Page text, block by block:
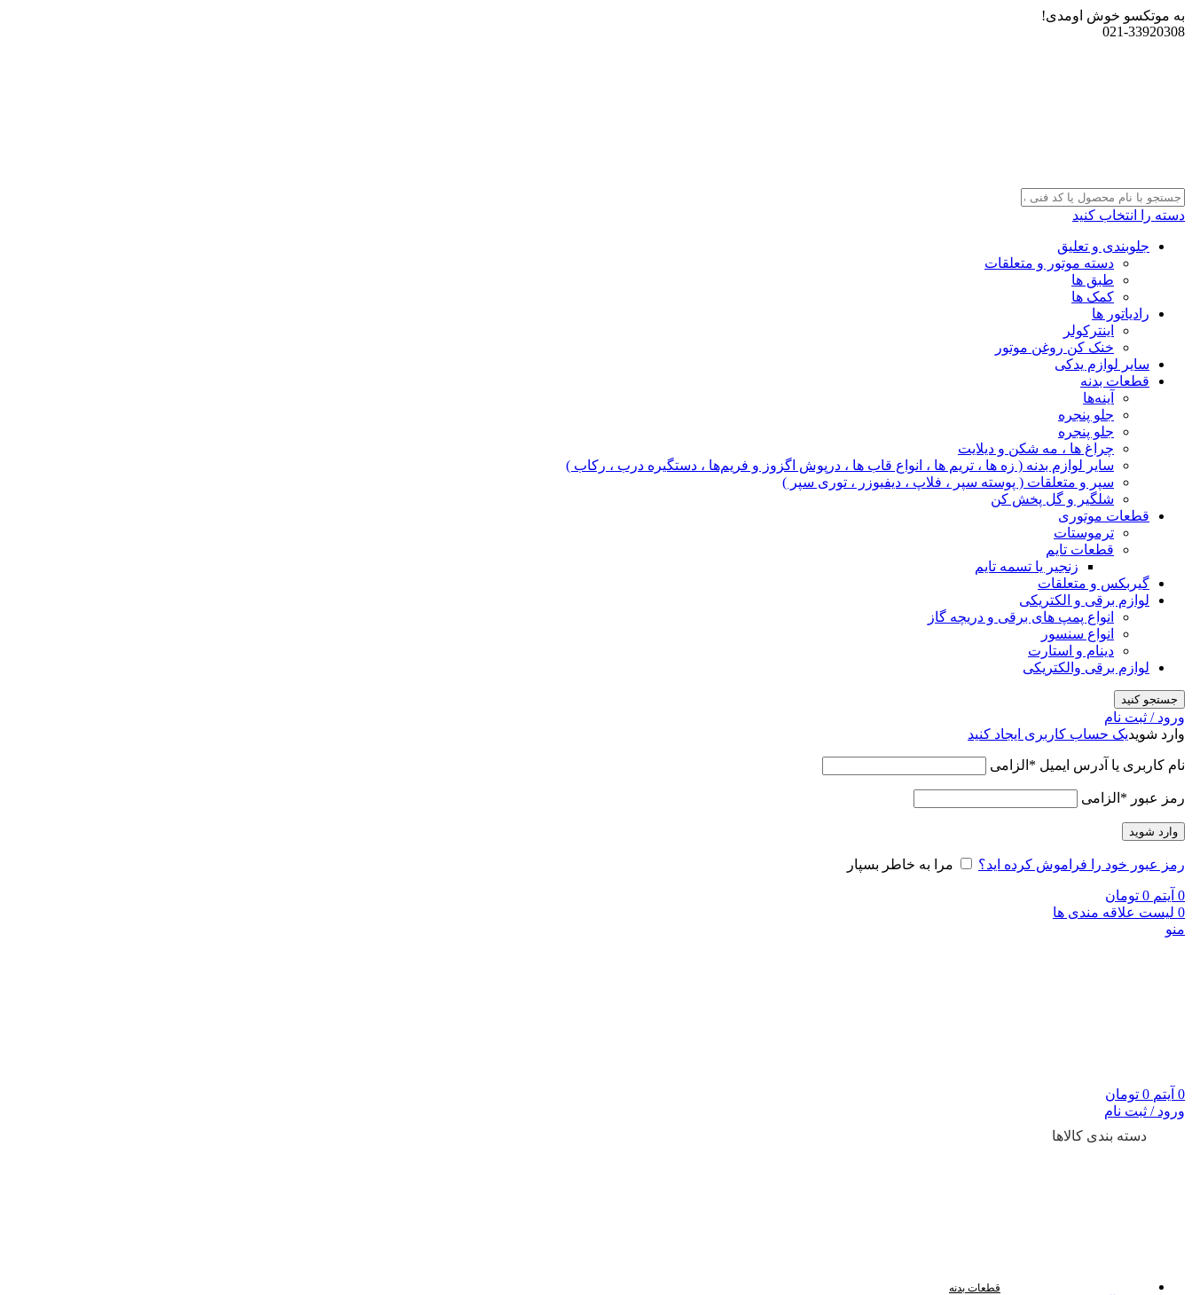
به موتکسو خوش اومدی!
021-33920308
دسته را انتخاب کنید
جلوبندی و تعلیق
دسته موتور و متعلقات
طبق ها
کمک ها
رادیاتور ها
اینترکولر
خنک کن روغن موتور
سایر لوازم یدکی
قطعات بدنه
آینه‌ها
جلو پنجره
جلو پنجره
چراغ‌ ها ، مه‌ شکن و دیلایت
سایر لوازم بدنه ( زه ها ، تریم ها ، انواع قاب ها ، درپوش اگزوز و فریم‌ها ، دستگیره درب ، رکاب )
سپر و متعلقات ( پوسته سپر ، فلاپ ، دیفیوزر ، توری سپر )
شلگیر و گل‌ پخش‌ کن
قطعات موتوری
ترموستات
قطعات تایم
زنجیر یا تسمه تایم
گیربکس و متعلقات
لوازم برقی و الکتریکی
انواع پمپ های برقی و دریچه گاز
انواع سنسور
دینام و استارت
لوازم برقی والکتریکی
جستجو کنید
ورود / ثبت نام
وارد شویدیک حساب کاربری ایجاد کنید
نام کاربری یا آدرس ایمیل * الزامی
رمز عبور * الزامی
وارد شوید
رمز عبور خود را فراموش کرده اید؟ مرا به خاطر بسپار
0 آیتم 0 تومان
0 لیست علاقه مندی ها
منو
0 آیتم 0 تومان
ورود / ثبت نام
دسته بندی کالاها
قطعات بدنه